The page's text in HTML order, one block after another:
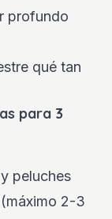
profundo
qué tan
para 3
peluches
2-3